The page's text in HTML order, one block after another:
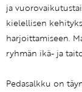
ja
kielellisen
harjoittamiseen.
ryhmän ikä- ja
Pedasalkku on